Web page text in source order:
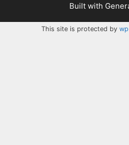
Built with
This site is protected by